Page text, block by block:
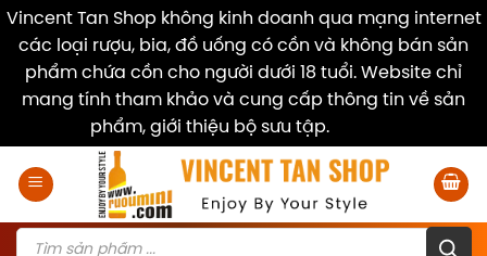
Vincent Tan Shop không kinh doanh qua mạng internet
các loại rượu, bia, đồ uống có cồn và không bán sản
phẩm chứa cồn cho người dưới 18 tuổi. Website chỉ
mang tính tham khảo và cung cấp thông tin về sản
phẩm, giới thiệu bộ sưu tập.
Products
search